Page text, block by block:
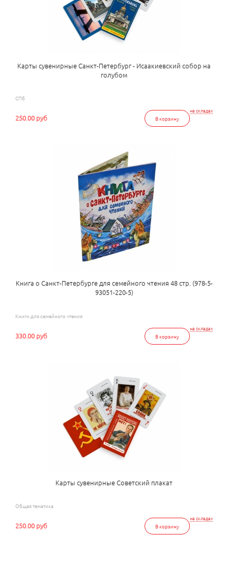
Карты сувенирные Санкт-Петербург - Исаакиевский собор на
голубом
СПб
на складах
В корзину
250.00 руб
Книга о Санкт-Петербурге для семейного чтения 48 стр. (978-5-
93051-220-5)
Книги для семейного чтения
на складах
В корзину
330.00 руб
Карты сувенирные Советский плакат
Общая тематика
на складах
В корзину
250.00 руб